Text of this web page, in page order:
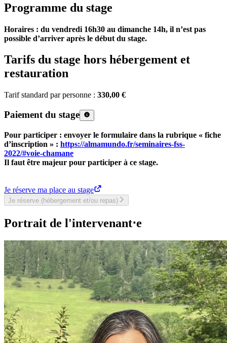
Programme du stage
Horaires : du vendredi 16h30 au dimanche 14h, il n’est pas
possible d’arriver après le début du stage.
Tarifs du stage hors hébergement et
restauration
Tarif standard par personne : 330,00 €
Paiement du stage
Pour participer : envoyer le formulaire dans la rubrique « fiche
d’inscription » : https://almamundo.fr/seminaires-fss-
2022/#voie-chamane
Il faut être majeur pour participer à ce stage.
Je réserve ma place au stage
Je réserve (hébergement et/ou repas)
Portrait de l'intervenant⋅e